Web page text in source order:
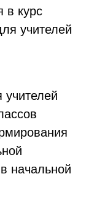
в курс
учителей
начальной